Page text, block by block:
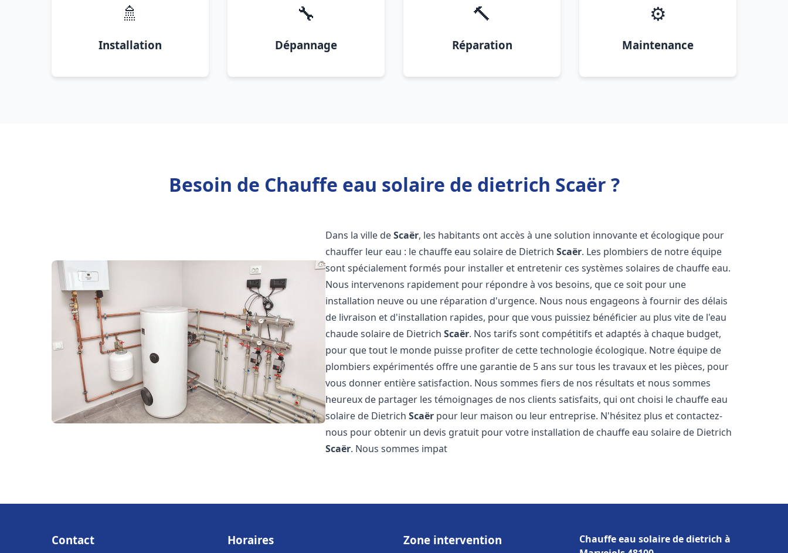
🚿
Installation
🔧
Dépannage
🔨
Réparation
⚙️
Maintenance
Besoin de Chauffe eau solaire de dietrich Scaër ?
Dans la ville deScaër, les habitants ont accès à une solution innovante et écologique pour
chauffer leur eau : le chauffe eau solaire de DietrichScaër. Les plombiers de notre équipe
sont spécialement formés pour installer et entretenir ces systèmes solaires de chauffe eau.
Nous intervenons rapidement pour répondre à vos besoins, que ce soit pour une
installation neuve ou une réparation d'urgence. Nous nous engageons à fournir des délais
de livraison et d'installation rapides, pour que vous puissiez bénéficier au plus vite de l'eau
chaude solaire de DietrichScaër. Nos tarifs sont compétitifs et adaptés à chaque budget,
pour que tout le monde puisse profiter de cette technologie écologique. Notre équipe de
plombiers expérimentés offre une garantie de 5 ans sur tous les travaux et les pièces, pour
vous donner entière satisfaction. Nous sommes fiers de nos résultats et nous sommes
heureux de partager les témoignages de nos clients satisfaits, qui ont choisi le chauffe eau
solaire de DietrichScaër pour leur maison ou leur entreprise. N'hésitez plus et contactez-
nous pour obtenir un devis gratuit pour votre installation de chauffe eau solaire de Dietrich
Scaër. Nous sommes impat
Contact Horaires Zone intervention
Chauffe eau solaire de dietrich à